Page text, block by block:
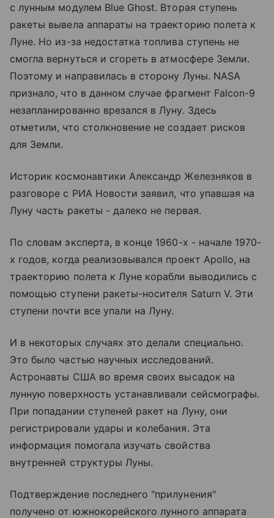
с лунным модулем Blue Ghost. Вторая ступень
ракеты вывела аппараты на траекторию полета к
Луне. Но из-за недостатка топлива ступень не
смогла вернуться и сгореть в атмосфере Земли.
Поэтому и направилась в сторону Луны. NASA
признало, что в данном случае фрагмент Falcon-9
незапланированно врезался в Луну. Здесь
отметили, что столкновение не создает рисков
для Земли.
Историк космонавтики Александр Железняков в
разговоре с РИА Новости заявил, что упавшая на
Луну часть ракеты - далеко не первая.
По словам эксперта, в конце 1960-х - начале 1970-
х годов, когда реализовывался проект Apollo, на
траекторию полета к Луне корабли выводились с
помощью ступени ракеты-носителя Saturn V. Эти
ступени почти все упали на Луну.
И в некоторых случаях это делали специально.
Это было частью научных исследований.
Астронавты США во время своих высадок на
лунную поверхность устанавливали сейсмографы.
При попадании ступеней ракет на Луну, они
регистрировали удары и колебания. Эта
информация помогала изучать свойства
внутренней структуры Луны.
Подтверждение последнего "прилунения"
получено от южнокорейского лунного аппарата